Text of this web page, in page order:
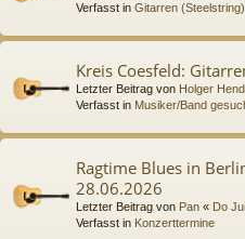
Verfasst in Gitarren (Steelstring)
Kreis Coesfeld:
Letzter Beitrag von Holger
Verfasst in Musiker/Band
Ragtime Blues in
28.06.2026
Letzter Beitrag von Pan « Do
Verfasst in Konzerttermine